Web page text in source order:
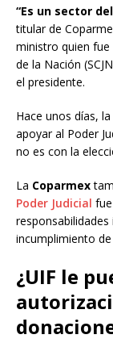
“Es un sector
titular de
ministro quien fue
de la Nación
el presidente.
Hace unos días,
apoyar al Poder
no es con la
La Coparmex
Poder Judicial
incumplimiento
¿UIF le